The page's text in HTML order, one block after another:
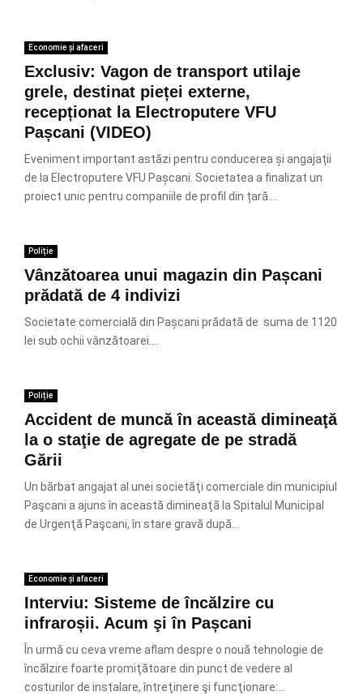
Economie și afaceri
Exclusiv: Vagon de transport utilaje
grele, destinat pieței externe,
recepționat la Electroputere VFU
Pașcani (VIDEO)
Eveniment important astăzi pentru conducerea și angajații
de la Electroputere VFU Pașcani. Societatea a finalizat un
proiect unic pentru companiile de profil din țară....
Poliție
Vânzătoarea unui magazin din Pașcani
prădată de 4 indivizi
Societate comercială din Pașcani prădată de suma de 1120
lei sub ochii vânzătoarei....
Poliție
Accident de muncă în această dimineaţă
la o staţie de agregate de pe stradă
Gării
Un bărbat angajat al unei societăţi comerciale din municipiul
Paşcani a ajuns în această dimineaţă la Spitalul Municipal
de Urgenţă Paşcani, în stare gravă după...
Economie și afaceri
Interviu: Sisteme de încălzire cu
infraroșii. Acum şi în Pașcani
În urmă cu ceva vreme aflam despre o nouă tehnologie de
încălzire foarte promiţătoare din punct de vedere al
costurilor de instalare, întreţinere şi funcţionare:...